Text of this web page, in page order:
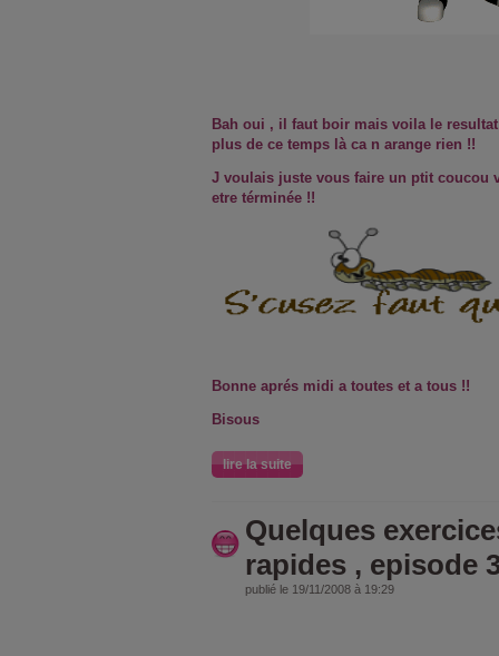
Bah oui , il faut boir mais voila le
plus de ce temps là ca n arange rien !!
J voulais juste vous faire un ptit coucou
etre términée !!
Bonne aprés midi a toutes et a tous !!
Bisous
lire la suite
Quelques
rapides , episode
publié le 19/11/2008 à 19:29